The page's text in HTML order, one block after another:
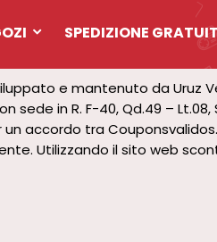
SPEDIZIONE
e mantenuto da Uruz
sede in R. F-40, Qd.49 –
accordo tra
Utilizzando il sito web